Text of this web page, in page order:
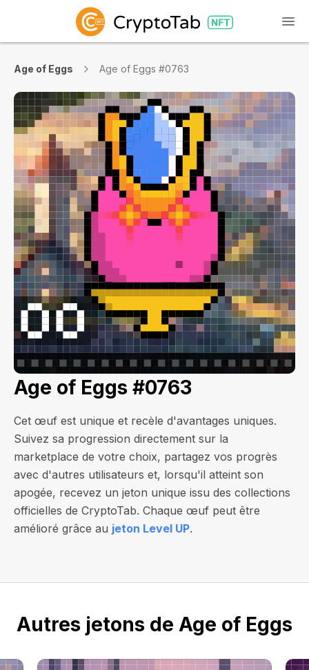
Age of Eggs Age of Eggs #0763
Age of Eggs #0763
Cet œuf est unique et recèle d'avantages uniques.
Suivez sa progression directement sur la
marketplace de votre choix, partagez vos progrès
avec d'autres utilisateurs et, lorsqu'il atteint son
apogée, recevez un jeton unique issu des collections
officielles de CryptoTab. Chaque œuf peut être
amélioré grâce au jeton Level UP.
Autres jetons de Age of Eggs